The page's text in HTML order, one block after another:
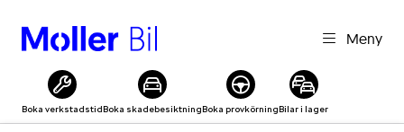
Meny
Boka verkstadstidBoka skadebesiktningBoka provkörningBilar i lager